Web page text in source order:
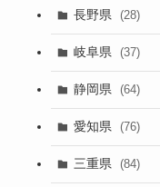
長野県 (28)
岐阜県 (37)
静岡県 (64)
愛知県 (76)
三重県 (84)